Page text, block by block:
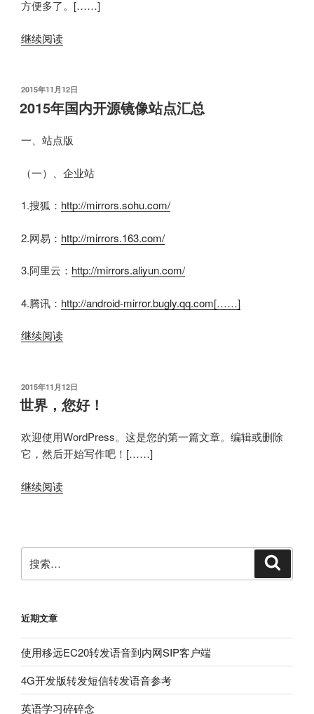
方便多了。[……]
继续阅读
发
布
于
2015年11月12日
2015年国内开源镜像站点汇总
一、站点版
（一）、企业站
1.搜狐： http://mirrors.sohu.com/
2.网易： http://mirrors.163.com/
3.阿里云： http://mirrors.aliyun.com/
4.腾讯： http://android-mirror.bugly.qq.com[……]
继续阅读
发
布
于
2015年11月12日
世界，您好！
欢迎使用WordPress。这是您的第一篇文章。编辑或删除
它，然后开始写作吧！[……]
继续阅读
索：
近期文章
使用移远EC20转发语音到内网SIP客户端
4G开发版转发短信转发语音参考
英语学习碎碎念